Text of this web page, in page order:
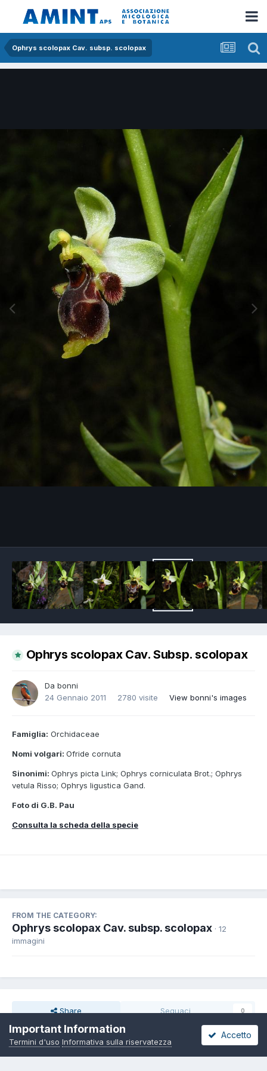
Ophrys scolopax Cav. subsp. scolopax
Ophrys scolopax Cav. Subsp. scolopax
Da bonni
24 Gennaio 2011
2780 visite View bonni's images
Famiglia: Orchidaceae
Nomi volgari: Ofride cornuta
Sinonimi: Ophrys picta Link; Ophrys corniculata Brot.; Ophrys
vetula Risso; Ophrys ligustica Gand.
Foto di G.B. Pau
Consulta la scheda della specie
FROM THE CATEGORY:
Ophrys scolopax Cav. subsp. scolopax · 12
immagini
Share Seguaci 0
Important Information
Termini d'uso Informativa sulla riservatezza
Accetto